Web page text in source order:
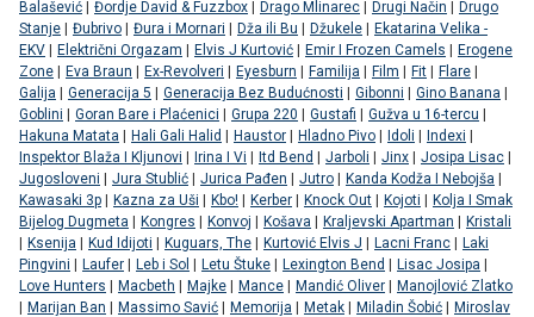
Balašević | Đordje David & Fuzzbox | Drago Mlinarec | Drugi Način | Drugo
Stanje | Đubrivo | Đura i Mornari | Dža ili Bu | Džukele | Ekatarina Velika -
EKV | Električni Orgazam | Elvis J Kurtović | Emir I Frozen Camels | Erogene
Zone | Eva Braun | Ex-Revolveri | Eyesburn | Familija | Film | Fit | Flare |
Galija | Generacija 5 | Generacija Bez Budućnosti | Gibonni | Gino Banana |
Goblini | Goran Bare i Plaćenici | Grupa 220 | Gustafi | Gužva u 16-tercu |
Hakuna Matata | Hali Gali Halid | Haustor | Hladno Pivo | Idoli | Indexi |
Inspektor Blaža I Kljunovi | Irina I Vi | Itd Bend | Jarboli | Jinx | Josipa Lisac |
Jugosloveni | Jura Stublić | Jurica Pađen | Jutro | Kanda Kodža I Nebojša |
Kawasaki 3p | Kazna za Uši | Kbo! | Kerber | Knock Out | Kojoti | Kolja I Smak
Bijelog Dugmeta | Kongres | Konvoj | Košava | Kraljevski Apartman | Kristali
| Ksenija | Kud Idijoti | Kuguars, The | Kurtović Elvis J | Lacni Franc | Laki
Pingvini | Laufer | Leb i Sol | Letu Štuke | Lexington Bend | Lisac Josipa |
Love Hunters | Macbeth | Majke | Mance | Mandić Oliver | Manojlović Zlatko
| Marijan Ban | Massimo Savić | Memorija | Metak | Miladin Šobić | Miroslav